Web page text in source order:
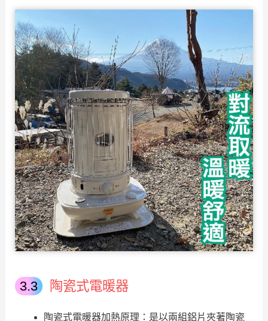
陶瓷式電暖器
陶瓷式電暖器加熱原理：是以兩組鋁片夾著陶瓷